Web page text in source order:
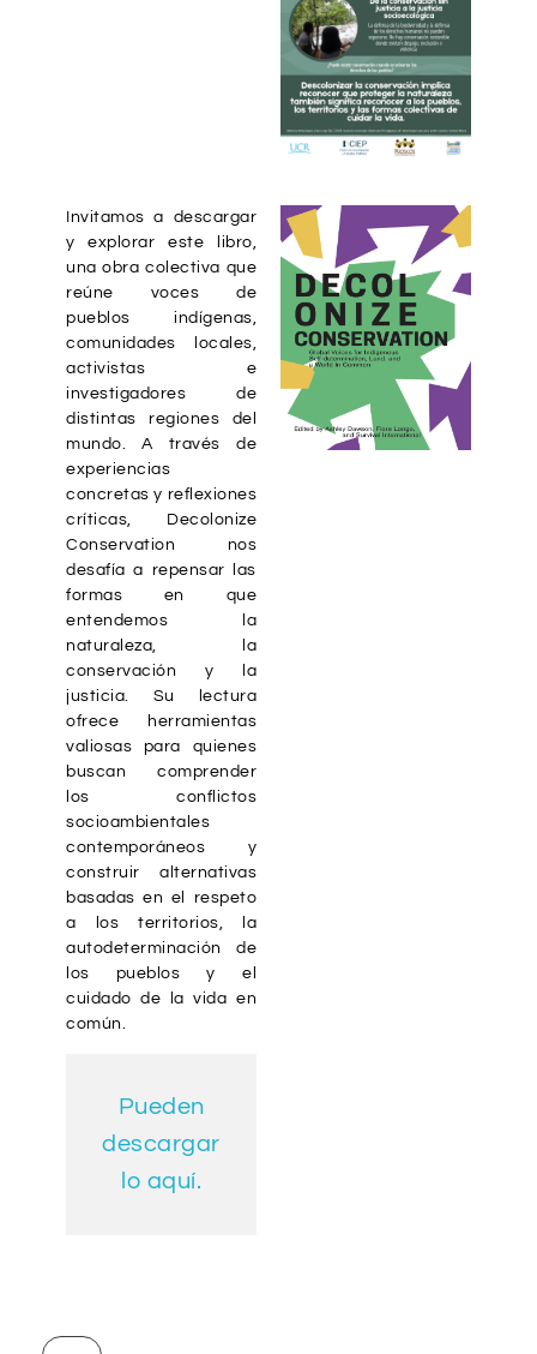
Invitamos a descargar
y explorar este libro,
una obra colectiva que
reúne voces de
pueblos indígenas,
comunidades locales,
activistas e
investigadores de
distintas regiones del
mundo. A través de
experiencias
concretas y reflexiones
críticas, Decolonize
Conservation nos
desafía a repensar las
formas en que
entendemos la
naturaleza, la
conservación y la
justicia. Su lectura
ofrece herramientas
valiosas para quienes
buscan comprender
los conflictos
socioambientales
contemporáneos y
construir alternativas
basadas en el respeto
a los territorios, la
autodeterminación de
los pueblos y el
cuidado de la vida en
común.
Pueden
descargar
lo aquí.